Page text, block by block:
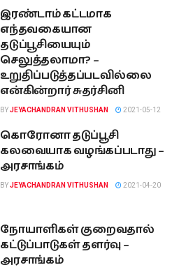
இரண்டாம் கட்டமாக
எந்தவகையான
தடுப்பூசியையும்
செலுத்தலாமா? –
உறுதிப்படுத்தப்படவில்லை
என்கின்றார் சுதர்சினி
BYJEYACHANDRAN VITHUSHAN 2021-05-12
கொரோனா தடுப்பூசி
கலவையாக வழங்கப்படாது –
அரசாங்கம்
BYJEYACHANDRAN VITHUSHAN 2021-04-20
நோயாளிகள் குறைவதால்
கட்டுப்பாடுகள் தளர்வு –
அரசாங்கம்